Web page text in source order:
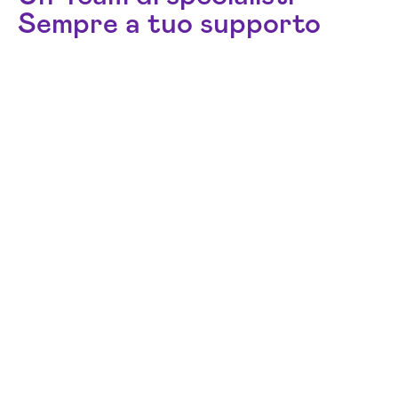
Sempre a tuo supporto